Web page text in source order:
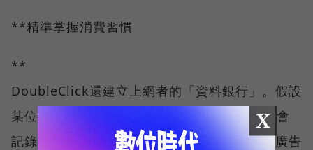
**精準掌握消費習慣
**
DoubleClick還建立上網者的「資料銀行」。假設
某位上網者點選進入福特汽車網站，這筆資料會
記錄下來，下次這位上網者再到DoubleClick廣告
X